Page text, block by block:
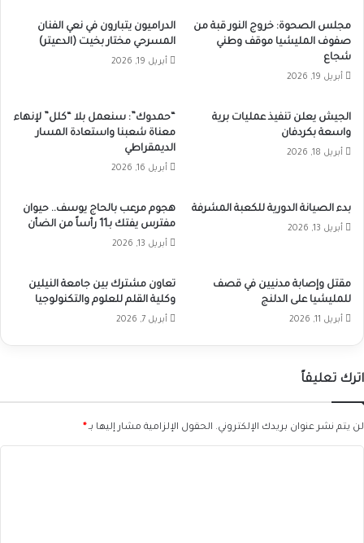
مجلس الصحوة: خروج النور قبة من
صفوف المليشيا موقف وطني
شجاع
أبريل 19, 2026
الدراميون يتبارون في نعي الفنان
المسرحي مختار بخيت (الدعيتر)
أبريل 19, 2026
الجيش يعلن تنفيذ عمليات برية
واسعة بكردفان
أبريل 18, 2026
“حمدوك”: سنعمل بلا “كلل” لإنهاء
معناة شعبنا واستعادة المسار
الديمقراطي
أبريل 16, 2026
بدء الصيانة الدورية للكعبة المشرفة
أبريل 13, 2026
هجوم مرعب بالحاج يوسف.. حيوان
مفترس يفتك بـ11 رأساً من الضأن
أبريل 13, 2026
مقتل وإصابة مدنيين في قصف
للمليشيا على الدلنج
أبريل 11, 2026
تعاون مشترك بين جامعة النيلين
وكلية القلم للعلوم والتكنولوجيا
أبريل 7, 2026
اترك تعليقاً
لن يتم نشر عنوان بريدك الإلكتروني. الحقول الإلزامية مشار إليها بـ*